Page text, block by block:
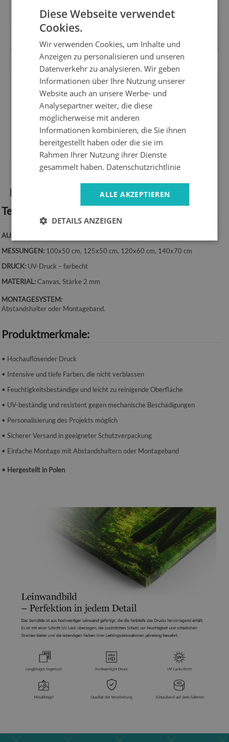
ZAHLUNGSOPTIONEN
Wir sind
hersteller
14 Tage für
zurückkehren
Express
lieferung
Sicheres
einkaufen
1 Jahr
garantie
10 Jahre
auf dem Markt
Produktinformationen:
Technische Spezifikation:
AUSRICHTUNG:
MESSUNGEN: 100x50 cm, 125x50 cm, 120x60 cm, 140x70 cm
DRUCK: UV-Druck – farbecht
MATERIAL:Canvas, Stärke 2 mm
MONTAGESYSTEM:
Abstandshalter oder Montageband.
Produktmerkmale:
• Hochauflösender Druck
• Intensive und tiefe Farben, die nicht verblassen
• Feuchtigkeitsbeständige und leicht zu reinigende Oberfläche
• UV-beständig und resistent gegen mechanische Beschädigungen
• Personalisierung des Projekts möglich
• Sicherer Versand in geeigneter Schutzverpackung
• Einfache Montage mit Abstandshaltern oder Montageband
• Hergestellt in Polen
Diese Webseite verwendet
Cookies.
Wir verwenden Cookies, um Inhalte und
Anzeigen zu personalisieren und unseren
Datenverkehr zu analysieren. Wir geben
Informationen über Ihre Nutzung unserer
Website auch an unsere Werbe- und
Analysepartner weiter, die diese
möglicherweise mit anderen
Informationen kombinieren, die Sie ihnen
bereitgestellt haben oder die sie im
Rahmen Ihrer Nutzung ihrer Dienste
gesammelt haben. Datenschutzrichtlinie
ALLE AKZEPTIEREN
DETAILS ANZEIGEN